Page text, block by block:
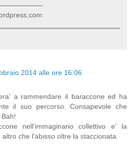
2014 alle ore 16:06
a rammendare il baraccone ed ha
il suo percorso. Consapevole che
nell'immaginario collettivo e' la
che l'abisso oltre la staccionata.